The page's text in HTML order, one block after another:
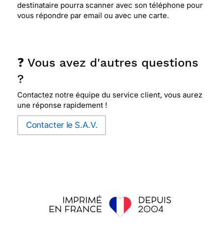
destinataire pourra scanner avec son téléphone pour
vous répondre par email ou avec une carte.
❓ Vous avez d'autres questions
?
Contactez notre équipe du service client, vous aurez
une réponse rapidement !
Contacter le S.A.V.